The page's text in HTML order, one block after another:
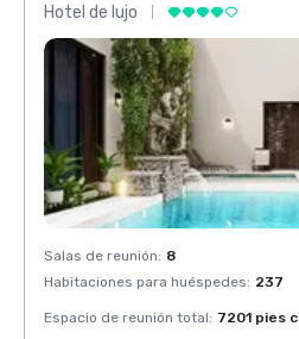
Hotel de lujo
Salas de reunión: 8
Habitaciones para huéspedes: 237
Espacio de reunión total: 7201 pies